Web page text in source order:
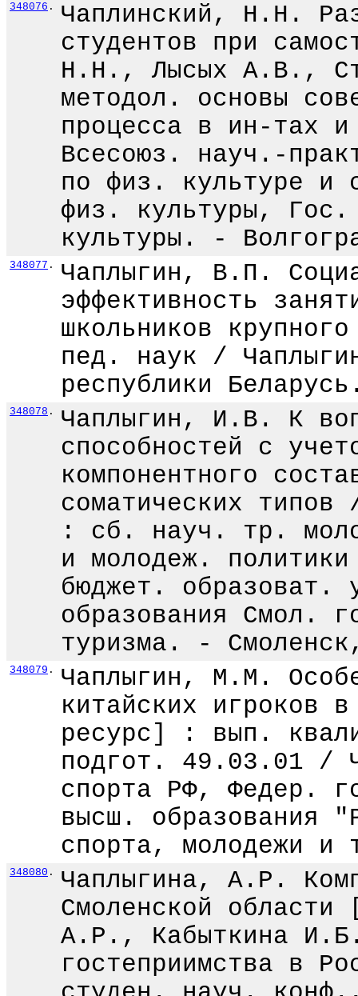
348076 .
Чаплинский, Н.Н.
студентов при
Н.Н., Лысых А.В.,
методол. основы
процесса в ин-тах
Всесоюз. науч.-
по физ. культуре и
физ. культуры,
культуры. -
348077 .
Чаплыгин, В.П.
эффективность
школьников
пед. наук /
республики
348078 .
Чаплыгин, И.В. К
способностей с
компонентного
соматических
: сб. науч. тр.
и молодеж.
бюджет. образоват.
образования Смол.
туризма. -
348079 .
Чаплыгин, М.М.
китайских игроков
ресурс] : вып.
подгот. 49.03.01 /
спорта РФ, Федер.
высш. образования
спорта, молодежи
348080 .
Чаплыгина, А.Р.
Смоленской
А.Р., Кабыткина
гостеприимства в